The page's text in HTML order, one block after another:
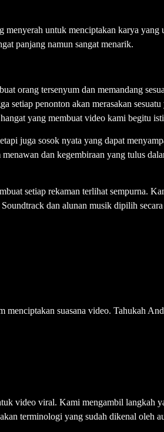
untuk menciptakan karya
panjang namun sangat menarik.
orang tersenyum dan memandang
setiap penonton akan merasakan
yang membuat video kami begitu
juga sosok nyata yang dapat
dan kegembiraan yang tulus
setiap rekaman terlihat sempurna.
dan alunan musik dipilih
suasana video. Tahukah
video viral. Kami mengambil langkah
terminologi yang sudah dikenal oleh